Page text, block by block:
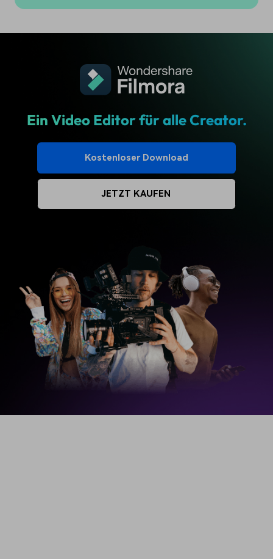
Ein Video Editor für alle Creator.
Kostenloser Download
JETZT KAUFEN